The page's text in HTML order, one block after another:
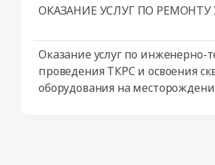
ОКАЗАНИЕ УСЛУГ ПО
Оказание услуг по инженерно-
проведения ТКРС и освоения
оборудования на